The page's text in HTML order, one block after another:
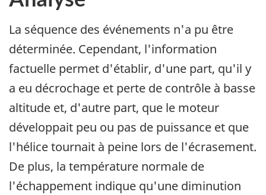
La séquence des événements n'a pu être
déterminée. Cependant, l'information
factuelle permet d'établir, d'une part, qu'il y
a eu décrochage et perte de contrôle à basse
altitude et, d'autre part, que le moteur
développait peu ou pas de puissance et que
l'hélice tournait à peine lors de l'écrasement.
De plus, la température normale de
l'échappement indique qu'une diminution